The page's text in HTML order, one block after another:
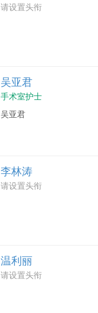
请设置头衔
吴亚君
手术室护士
吴亚君
李林涛
请设置头衔
温利丽
请设置头衔